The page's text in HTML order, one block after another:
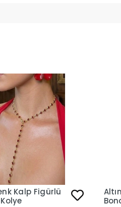
Kalp Figürlü
Altın Renk Kalp Ve Nazar